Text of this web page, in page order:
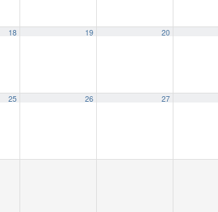
18 19 20
25 26 27